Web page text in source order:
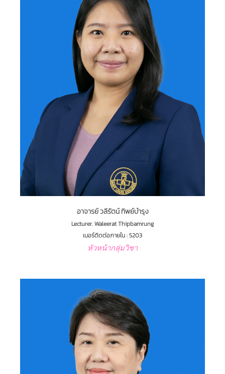
อาจารย์ วลีรัตน์ ทิพย์บำรุง
Lecturer. Waleerat Thipbamrung
เบอร์ติดต่อภายใน : 5203
หัวหน้ากลุ่มวิชา